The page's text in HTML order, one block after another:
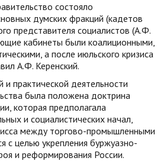
состояло
думских фракций (кадетов
представителя социалистов (А.Ф.
кабинеты были коалиционными,
а после июльского кризиса
А.Ф. Керенский.
практической деятельности
была положена доктрина
которая предполагала
и социалистических начал,
между торгово-промышленными
с целью укрепления буржуазно-
и реформирования России.